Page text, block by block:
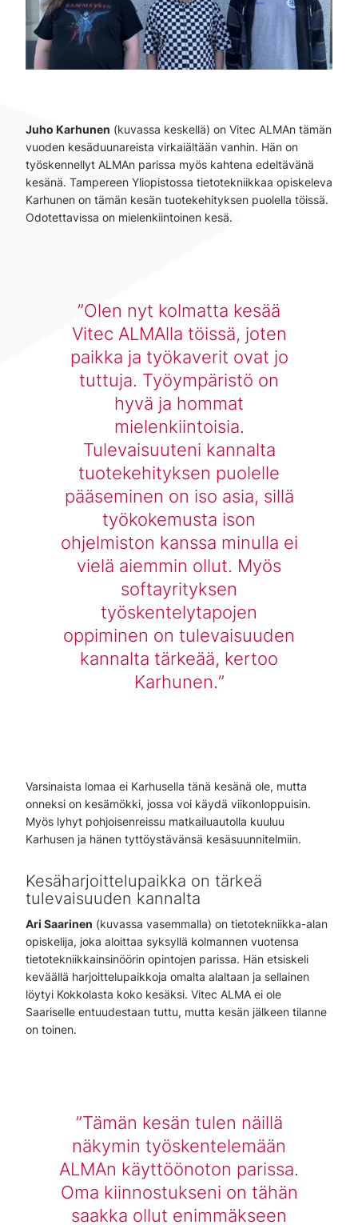
Juho Karhunen (kuvassa keskellä) on Vitec ALMAn tämän
vuoden kesäduunareista virkaiältään vanhin. Hän on
työskennellyt ALMAn parissa myös kahtena edeltävänä
kesänä. Tampereen Yliopistossa tietotekniikkaa opiskeleva
Karhunen on tämän kesän tuotekehityksen puolella töissä.
Odotettavissa on mielenkiintoinen kesä.
Olen nyt kolmatta kesää
Vitec ALMAlla töissä, joten
paikka ja työkaverit ovat jo
tuttuja. Työympäristö on
hyvä ja hommat
mielenkiintoisia.
Tulevaisuuteni kannalta
tuotekehityksen puolelle
pääseminen on iso asia, sillä
työkokemusta ison
ohjelmiston kanssa minulla ei
vielä aiemmin ollut. Myös
softayrityksen
työskentelytapojen
oppiminen on tulevaisuuden
kannalta tärkeää, kertoo
Karhunen.
Varsinaista lomaa ei Karhusella tänä kesänä ole, mutta
onneksi on kesämökki, jossa voi käydä viikonloppuisin.
Myös lyhyt pohjoisenreissu matkailuautolla kuuluu
Karhusen ja hänen tyttöystävänsä kesäsuunnitelmiin.
Kesäharjoittelupaikka on tärkeä
tulevaisuuden kannalta
Ari Saarinen (kuvassa vasemmalla) on tietotekniikka-alan
opiskelija, joka aloittaa syksyllä kolmannen vuotensa
tietotekniikkainsinöörin opintojen parissa. Hän etsiskeli
keväällä harjoittelupaikkoja omalta alaltaan ja sellainen
löytyi Kokkolasta koko kesäksi. Vitec ALMA ei ole
Saariselle entuudestaan tuttu, mutta kesän jälkeen tilanne
on toinen.
Tämän kesän tulen näillä
näkymin työskentelemään
ALMAn käyttöönoton parissa.
Oma kiinnostukseni on tähän
saakka ollut enimmäkseen